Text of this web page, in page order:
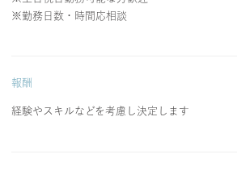
※勤務日数・時間応相談
報酬
経験やスキルなどを考慮し決定します